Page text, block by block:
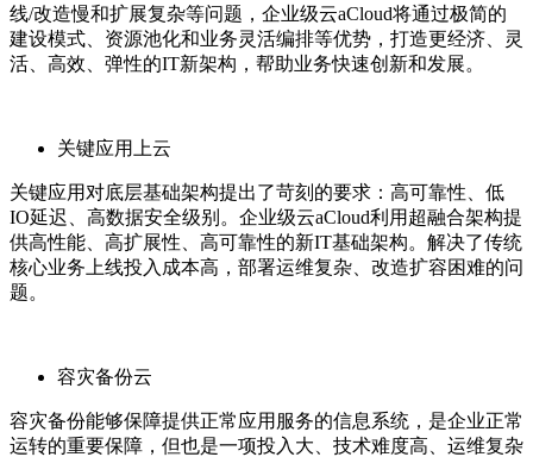
线/改造慢和扩展复杂等问题，企业级云aCloud将通过极简的
建设模式、资源池化和业务灵活编排等优势，打造更经济、灵
活、高效、弹性的IT新架构，帮助业务快速创新和发展。
关键应用上云
关键应用对底层基础架构提出了苛刻的要求：高可靠性、低
IO延迟、高数据安全级别。企业级云aCloud利用超融合架构提
供高性能、高扩展性、高可靠性的新IT基础架构。解决了传统
核心业务上线投入成本高，部署运维复杂、改造扩容困难的问
题。
容灾备份云
容灾备份能够保障提供正常应用服务的信息系统，是企业正常
运转的重要保障，但也是一项投入大、技术难度高、运维复杂